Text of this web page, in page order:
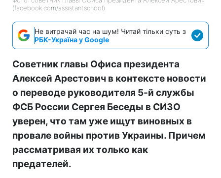
(facebook.com/assistantschool)
Не витрачай час на шум! Читай тільки суть з
РБК-Україна у Google
Советник главы Офиса президента
Алексей Арестович в контексте новости
о переводе руководителя 5-й службы
ФСБ России Сергея Беседы в СИЗО
уверен, что там уже ищут виновных в
провале войны против Украины. Причем
рассматривая их только как
предателей.